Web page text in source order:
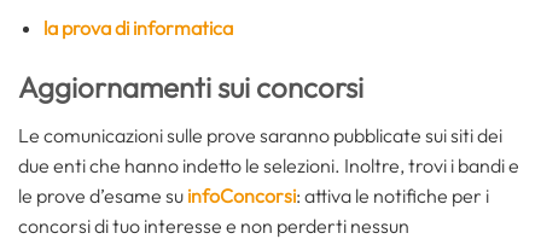
la prova di informatica
Aggiornamenti sui concorsi
Le comunicazioni sulle prove saranno pubblicate sui siti dei
due enti che hanno indetto le selezioni. Inoltre, trovi i bandi e
le prove d’esame su infoConcorsi: attiva le notifiche per i
concorsi di tuo interesse e non perderti nessun